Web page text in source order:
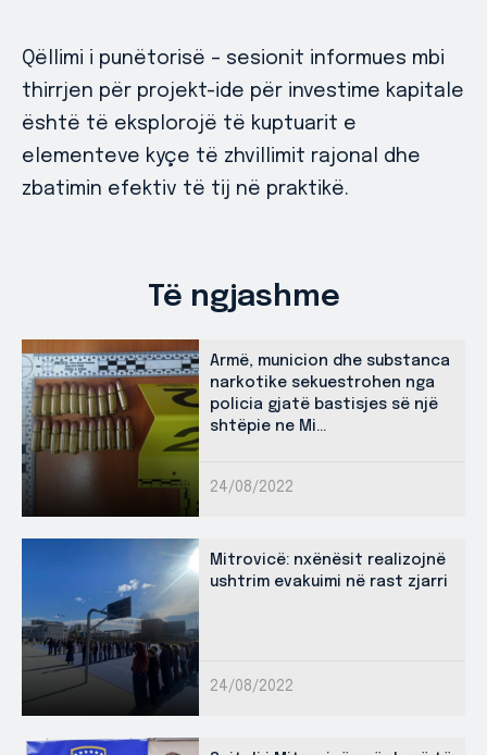
Qëllimi i punëtorisë – sesionit informues mbi
thirrjen për projekt-ide për investime kapitale
është të eksplorojë të kuptuarit e
elementeve kyçe të zhvillimit rajonal dhe
zbatimin efektiv të tij në praktikë.
Të ngjashme
Armë, municion dhe substanca
narkotike sekuestrohen nga
policia gjatë bastisjes së një
shtëpie ne Mi...
24/08/2022
Mitrovicë: nxënësit realizojnë
ushtrim evakuimi në rast zjarri
24/08/2022